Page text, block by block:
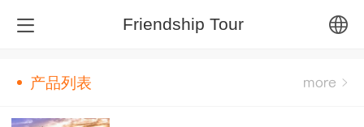
Friendship Tour
产品列表